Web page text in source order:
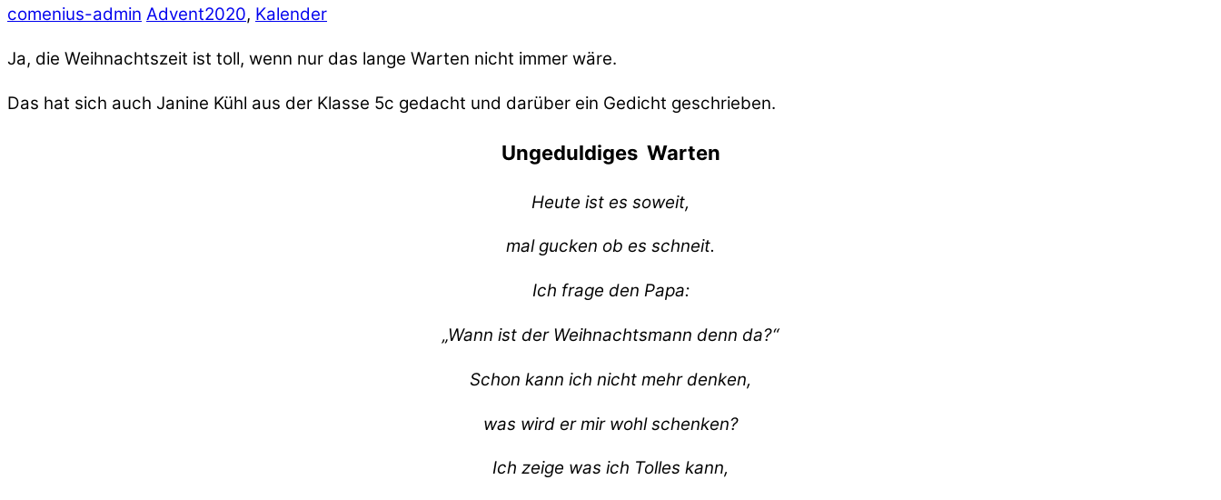
comenius-admin Advent2020, Kalender
Ja, die Weihnachtszeit ist toll, wenn nur das lange Warten nicht immer wäre.
Das hat sich auch Janine Kühl aus der Klasse 5c gedacht und darüber ein Gedicht geschrieben.
Ungeduldiges Warten
Heute ist es soweit,
mal gucken ob es schneit.
Ich frage den Papa:
„Wann ist der Weihnachtsmann denn da?“
Schon kann ich nicht mehr denken,
was wird er mir wohl schenken?
Ich zeige was ich Tolles kann,